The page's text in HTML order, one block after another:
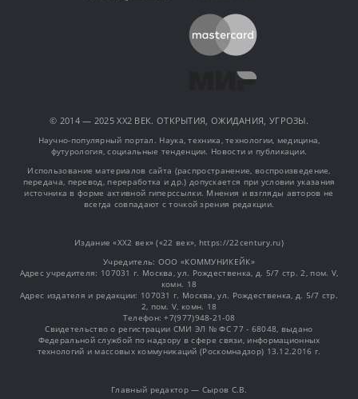
© 2014 — 2025 XX2 ВЕК. ОТКРЫТИЯ, ОЖИДАНИЯ, УГРОЗЫ.
Научно-популярный портал. Наука, техника, технологии, медицина,
футурология, социальные тенденции. Новости и публикации.
Использование материалов сайта (распространение, воспроизведение,
передача, перевод, переработка и др.) допускается при условии указания
источника в форме активной гиперссылки. Мнения и взгляды авторов не
всегда совпадают с точкой зрения редакции.
Издание «XX2 век» («22 век», https://22century.ru)
Учредитель: OOO «КОММУНИКЕЙК»
Адрес учредителя: 107031 г. Москва, ул. Рождественка, д. 5/7 стр. 2, пом. V,
комн. 18
Адрес издателя и редакции: 107031 г. Москва, ул. Рождественка, д. 5/7 стр.
2, пом. V, комн. 18
Телефон: +7(977)948-21-08
Свидетельство о регистрации СМИ ЭЛ № ФС 77 - 68048, выдано
Федеральной службой по надзору в сфере связи, информационных
технологий и массовых коммуникаций (Роскомнадзор) 13.12.2016 г.
Главный редактор — Сыров С.В.